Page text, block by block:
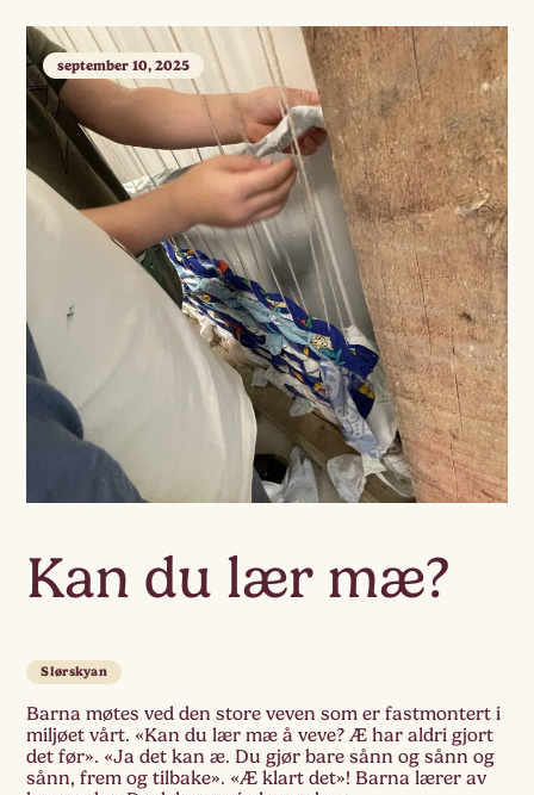
Kan du lær mæ?
september 10, 2025
Slørskyan
Barna møtes ved den store veven som er fastmontert i
miljøet vårt. «Kan du lær mæ å veve? Æ har aldri gjort
det før». «Ja det kan æ. Du gjør bare sånn og sånn og
sånn, frem og tilbake». «Æ klart det»! Barna lærer av